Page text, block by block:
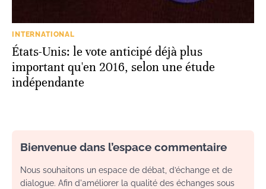
INTERNATIONAL
États-Unis: le vote anticipé déjà plus
important qu'en 2016, selon une étude
indépendante
Bienvenue dans l’espace commentaire
Nous souhaitons un espace de débat, d’échange et de
dialogue. Afin d'améliorer la qualité des échanges sous